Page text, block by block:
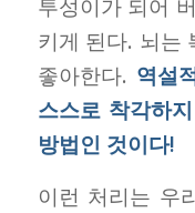
투성이가 되어
키게 된다. 뇌는
좋아한다. 역설
스스로 착각하
방법인 것이다!
이런 처리는 우